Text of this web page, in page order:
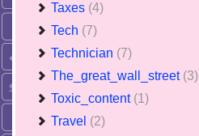
Taxes (4)
Tech (7)
Technician (7)
The_great_wall_street (3)
Toxic_content (1)
Travel (2)